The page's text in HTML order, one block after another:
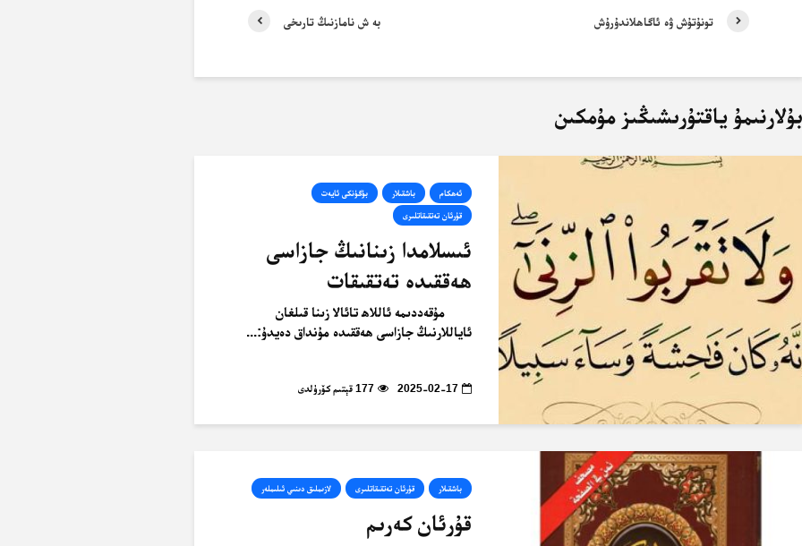
بە ش نامازنىڭ تارىخى تونۇتۇش ۋە ئاگاھلاندۇرۇش
بۇلارنىمۇ ياقتۇرىشىڭىز مۇمكىن
ئەھكام باشقىلار بۈگۈنكى ئايەت
قۇرئان تەتقىقاتلىرى
ئىسلامدا زىنانىڭ جازاسى
ھەققىدە تەتقىقات
مۇقەددىمە ئاللاھ تائالا زىنا قىلغان
ئاياللارنىڭ جازاسى ھەققىدە مۇنداق دەيدۇ:...
2025-02-17 177 قېتىم كۆرۈلدى
باشقىلار قۇرئان تەتقىقاتلىرى لازىملىق دىنىي ئىلىملەر
قۇرئان كەرىم